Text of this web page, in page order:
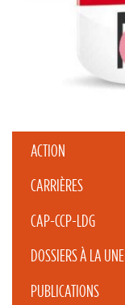
ACTION
CARRIÈRES
CAP-CCP-LDG
DOSSIERS À LA UNE
PUBLICATIONS